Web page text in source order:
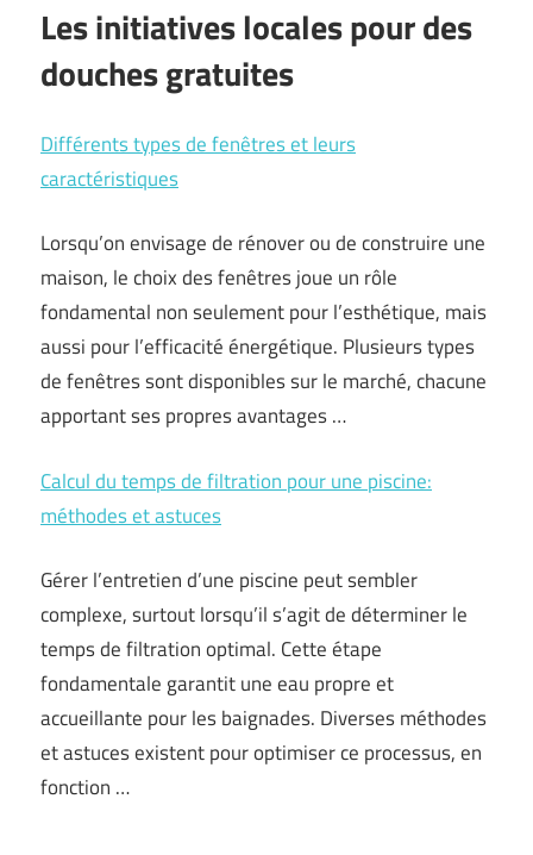
Les initiatives locales pour des
douches gratuites
Différents types de fenêtres et leurs
caractéristiques
Lorsqu’on envisage de rénover ou de construire une
maison, le choix des fenêtres joue un rôle
fondamental non seulement pour l’esthétique, mais
aussi pour l’efficacité énergétique. Plusieurs types
de fenêtres sont disponibles sur le marché, chacune
apportant ses propres avantages …
Calcul du temps de filtration pour une piscine:
méthodes et astuces
Gérer l’entretien d’une piscine peut sembler
complexe, surtout lorsqu’il s’agit de déterminer le
temps de filtration optimal. Cette étape
fondamentale garantit une eau propre et
accueillante pour les baignades. Diverses méthodes
et astuces existent pour optimiser ce processus, en
fonction …